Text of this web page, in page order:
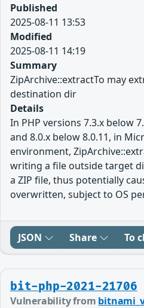
Published
2025-08-11 13:53
Modified
2025-08-11 14:19
Summary
ZipArchive::extractTo may
destination dir
Details
In PHP versions 7.3.x below
and 8.0.x below 8.0.11, in
environment,
writing a file outside target
a ZIP file, thus potentially
overwritten, subject to OS
JSON Share To
bit-php-2021-21706
Vulnerability from